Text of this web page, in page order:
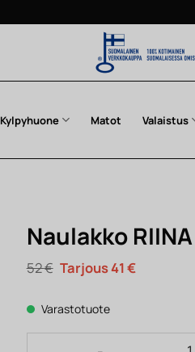
Kylpyhuone Matot Valaistus
Naulakko
52€ Alkuperäinen
hinta
52 €.
41€Nykyinen
Varastotuote
Naulakko RIINA tammi/